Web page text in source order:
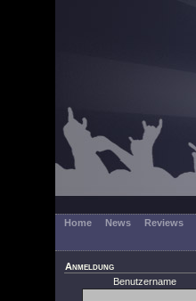
Home News Reviews
Anmeldung
Benutzername